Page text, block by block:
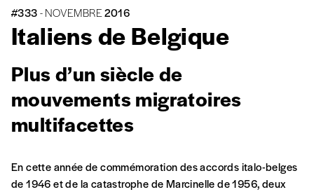
#333- NOVEMBRE2016
Italiens de Belgique
Plus d’un siècle de
mouvements migratoires
multifacettes
En cette année de commémoration des accords italo-belges
de 1946 et de la catastrophe de Marcinelle de 1956, deux